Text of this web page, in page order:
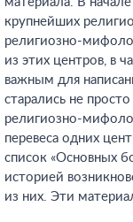
крупнейших
религиозно-
из этих центров, в
важным для
старались не
религиозно-
перевеса одних
список «Основных
историей
из них. Эти